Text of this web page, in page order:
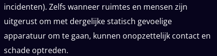
incidenten). Zelfs wanneer ruimtes en mensen zijn
uitgerust om met dergelijke statisch gevoelige
apparatuur om te gaan, kunnen onopzettelijk contact en
schade optreden.